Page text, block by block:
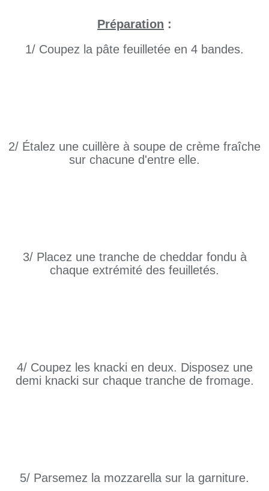
Préparation :
1/ Coupez la pâte feuilletée en 4 bandes.
2/ Étalez une cuillère à soupe de crème fraîche
sur chacune d'entre elle.
3/ Placez une tranche de cheddar fondu à
chaque extrémité des feuilletés.
4/ Coupez les knacki en deux. Disposez une
demi knacki sur chaque tranche de fromage.
5/ Parsemez la mozzarella sur la garniture.